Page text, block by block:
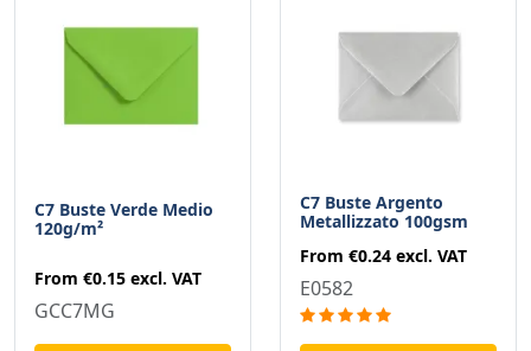
C7 Buste Verde Medio
120g/m²
From €0.15 excl. VAT
GCC7MG
C7 Buste Argento
Metallizzato 100gsm
From €0.24 excl. VAT
E0582